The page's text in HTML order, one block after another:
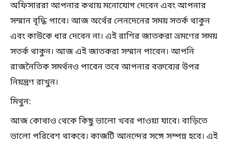
অফিসাররা আপনার কথায় মনোযোগ দেবেন এবং আপনার
সম্মান বৃদ্ধি পাবে। আজ অর্থের লেনদেনের সময় সতর্ক থাকুন
এবং কাউকে ধার দেবেন না। এই রাশির জাতকরা ভ্রমণের সময়
সতর্ক থাকুন। আজ এই জাতকরা সম্মান পাবেন। আপনি
রাজনৈতিক সমর্থনও পাবেন তবে আপনার বক্তব্যের উপর
নিয়ন্ত্রণ রাখুন।
মিথুন:
আজ কোথাও থেকে কিছু ভালো খবর পাওয়া যাবে। বাড়িতে
ভালো পরিবেশ থাকবে। কাজটি আনন্দের সঙ্গে সম্পন্ন হবে। এই